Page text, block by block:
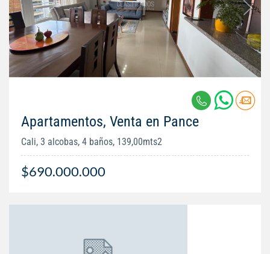
Apartamentos, Venta en Pance
Cali, 3 alcobas, 4 baños, 139,00mts2
$690.000.000